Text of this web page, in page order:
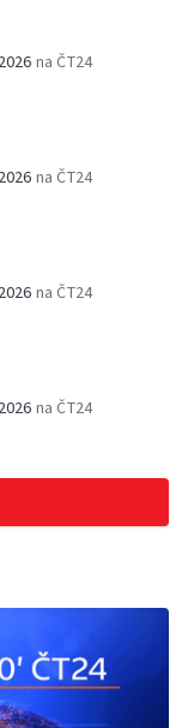
na ČT24
na ČT24
na ČT24
na ČT24